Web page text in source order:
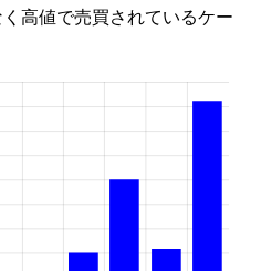
高値で売買されているケー